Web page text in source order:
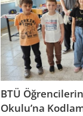
BTÜ
Okulu’na